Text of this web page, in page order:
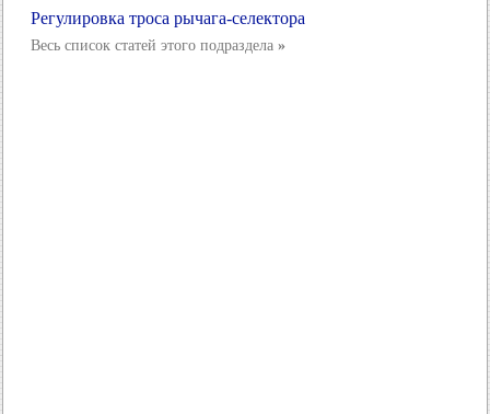
Регулировка троса рычага-селектора
Весь список статей этого подраздела »